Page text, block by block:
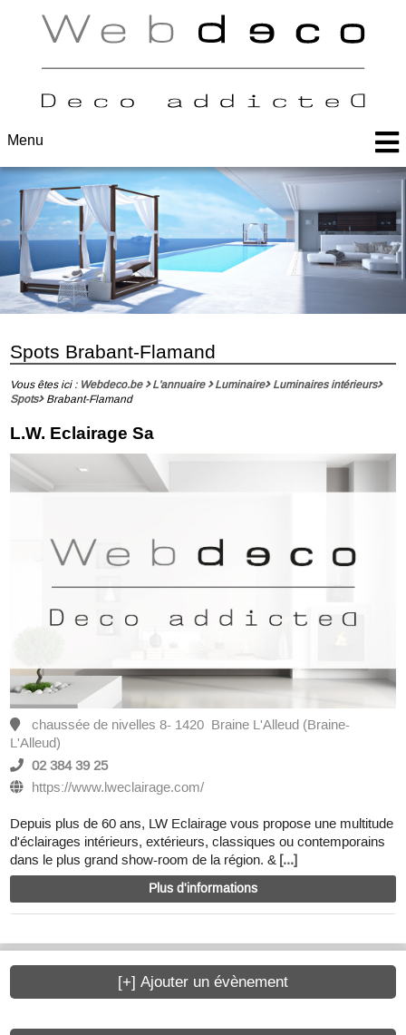
Menu
Spots Brabant-Flamand
Vous êtes ici : Webdeco.be L'annuaire Luminaire
Luminaires intérieurs
Spots
Brabant-Flamand
L.W. Eclairage Sa
chaussée de nivelles 8- 1420 Braine L'Alleud (Braine-
L'Alleud)
02 384 39 25
https://www.lweclairage.com/
Depuis plus de 60 ans, LW Eclairage vous propose une multitude
d'éclairages intérieurs, extérieurs, classiques ou contemporains
dans le plus grand show-room de la région. & [...]
Plus d'informations
[+] Ajouter un évènement